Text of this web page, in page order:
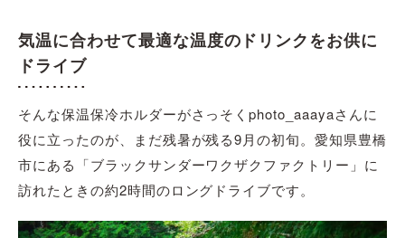
気温に合わせて最適な温度のドリンクをお供に
ドライブ
そんな保温保冷ホルダーがさっそくphoto_aaayaさんに
役に立ったのが、まだ残暑が残る9月の初旬。愛知県豊橋
市にある「ブラックサンダーワクザクファクトリー」に
訪れたときの約2時間のロングドライブです。